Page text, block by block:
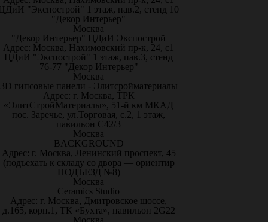
"Экспострой" 1 этаж, пав.2, стенд 10
"Декор Интерьер"
Москва
"Декор Интерьер" ЦДиИ Экспострой
Адрес: Москва, Нахимовский пр-к, 24, с1
ЦДиИ "Экспострой" 1 этаж, пав.3, стенд
76-77 "Декор Интерьер"
Москва
3D гипсовые панели - Элитсройматериалы
Адрес: г. Москва, ТРК
«ЭлитСтройМатериалы», 51-й км МКАД
пос. Заречье, ул.Торговая, с.2, 1 этаж,
павильон С42/3
Москва
BACKGROUND
Адрес: г. Москва, Ленинский проспект, 45
(подъехать к складу со двора — ориентир
ПОДЪЕЗД №8)
Москва
Ceramics Studio
Адрес: г. Москва, Дмитровское шоссе,
д.165, корп.1, ТК «Бухта», павильон 2G22
Москва